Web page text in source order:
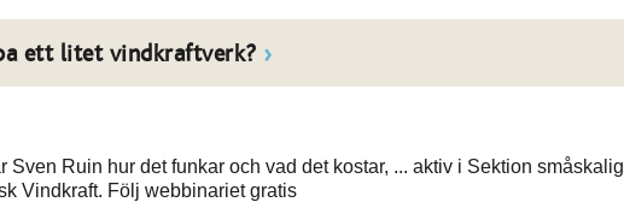
ett litet vindkraftverk?
Ruin hur det funkar och vad det kostar, ... aktiv i Sektion småskalig
Vindkraft. Följ webbinariet gratis